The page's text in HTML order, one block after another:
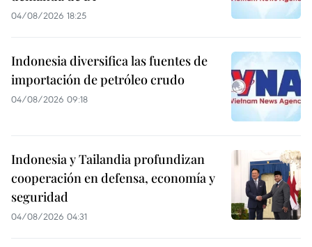
04/08/2026 18:25
Indonesia diversifica las fuentes de
importación de petróleo crudo
04/08/2026 09:18
Indonesia y Tailandia profundizan
cooperación en defensa, economía y
seguridad
04/08/2026 04:31